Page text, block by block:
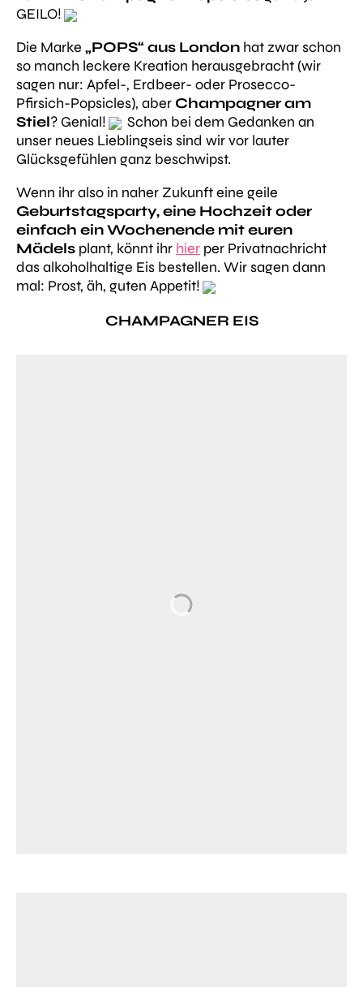
GEILO!
Die Marke „POPS“ aus London hat zwar schon
so manch leckere Kreation herausgebracht (wir
sagen nur: Apfel-, Erdbeer- oder Prosecco-
Pfirsich-Popsicles), aber Champagner am
Stiel? Genial!
Schon bei dem Gedanken an
unser neues Lieblingseis sind wir vor lauter
Glücksgefühlen ganz beschwipst.
Wenn ihr also in naher Zukunft eine geile
Geburtstagsparty, eine Hochzeit oder
einfach ein Wochenende mit euren
Mädels plant, könnt ihr hier per Privatnachricht
das alkoholhaltige Eis bestellen. Wir sagen dann
mal: Prost, äh, guten Appetit!
CHAMPAGNER EIS